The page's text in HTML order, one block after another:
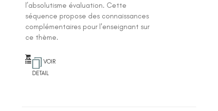
l’absolutisme évaluation. Cette
séquence propose des connaissances
complémentaires pour l'enseignant sur
ce thème.
VOIR
DETAIL